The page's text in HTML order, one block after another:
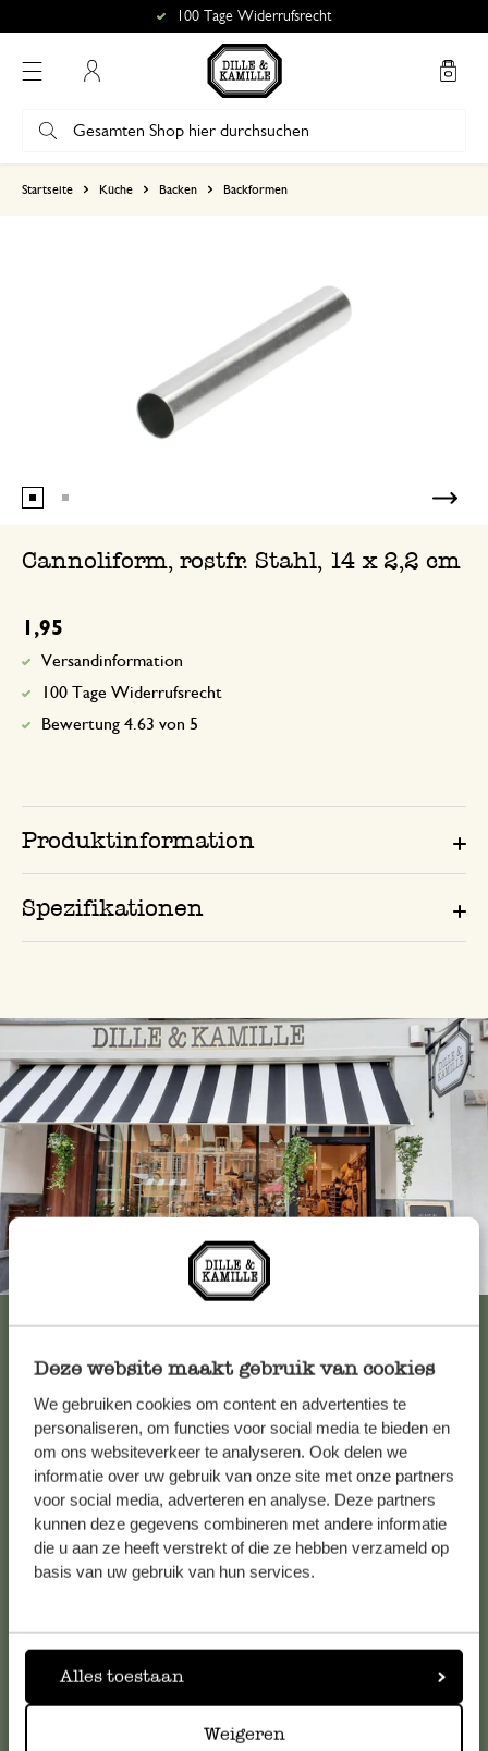
Deze website maakt gebruik van cookies
We gebruiken cookies om content en advertenties te
personaliseren, om functies voor social media te bieden en
om ons websiteverkeer te analyseren. Ook delen we
informatie over uw gebruik van onze site met onze partners
voor social media, adverteren en analyse. Deze partners
kunnen deze gegevens combineren met andere informatie
die u aan ze heeft verstrekt of die ze hebben verzameld op
basis van uw gebruik van hun services.
Alles toestaan
Weigeren
100 Tage Widerrufsrecht
Startseite Küche Backen Backformen
Cannoliform, rostfr. Stahl, 14 x 2,2 cm
1,95
Versandinformation
100 Tage Widerrufsrecht
Bewertung 4.63 von 5
Produktinformation
Spezifikationen
Immer in der Nähe
Kundenservice/Hilfe
Falls Sie Fragen haben oder Tipps und Hilfe brauchen, wenden
Sie sich bitte an unseren Kundenservice. Oder lesen Sie hier
die Antworten aufhäufig gestellte Fragen.
Online-Kundenservice